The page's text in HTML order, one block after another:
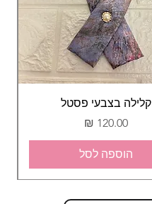
קלילה בצבעי פסטל
מחיר
הוספה לסל